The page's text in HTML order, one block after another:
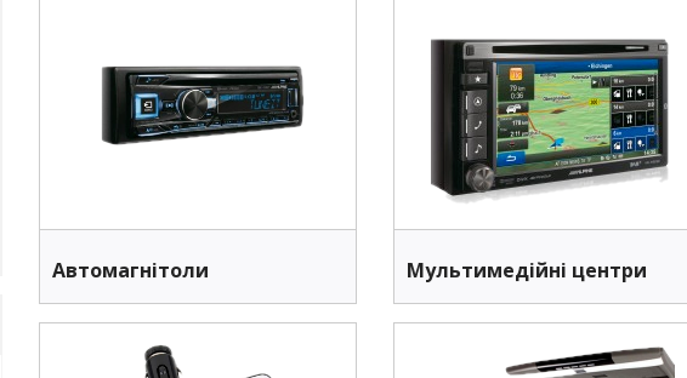
Автомагнітоли Мультимедійні центри